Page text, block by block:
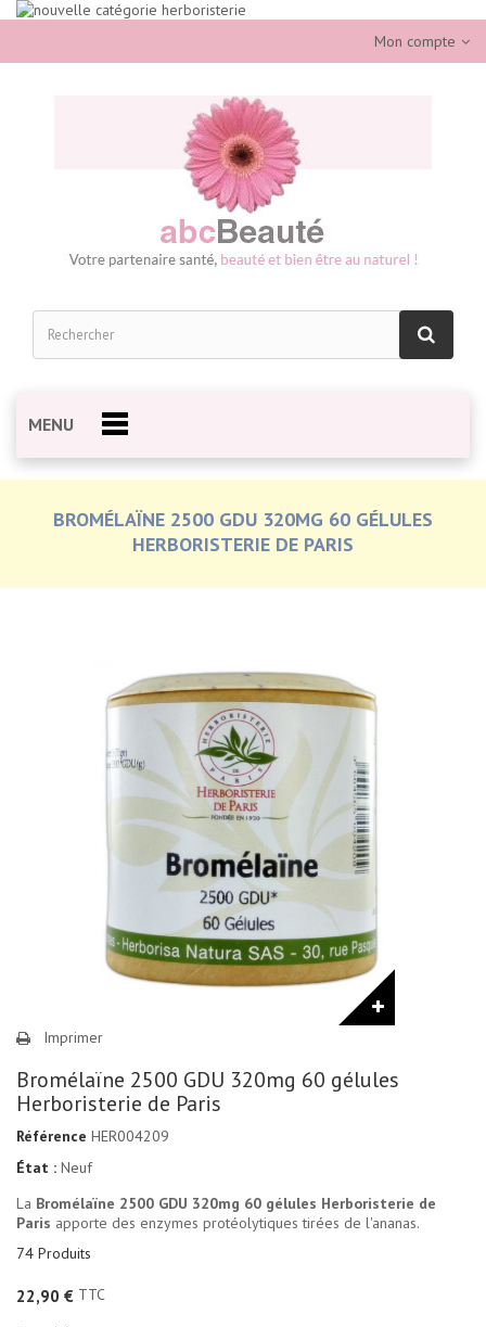
Mon compte
MENU
BROMÉLAÏNE 2500 GDU 320MG 60 GÉLULES
HERBORISTERIE DE PARIS
Imprimer
Bromélaïne 2500 GDU 320mg 60 gélules
Herboristerie de Paris
Référence HER004209
État : Neuf
La Bromélaïne 2500 GDU 320mg 60 gélules Herboristerie de
Paris apporte des enzymes protéolytiques tirées de l'ananas.
74 Produits
22,90 € TTC